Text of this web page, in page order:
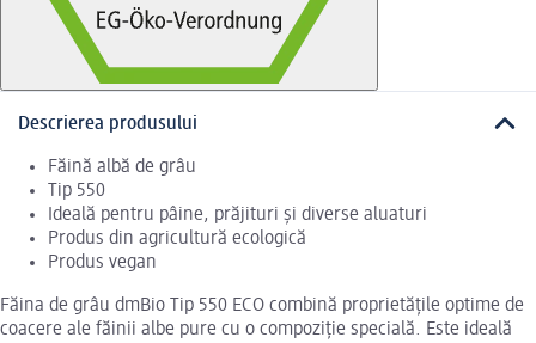
Descrierea produsului
Făină albă de grâu
Tip 550
Ideală pentru pâine, prăjituri și diverse aluaturi
Produs din agricultură ecologică
Produs vegan
Făina de grâu dmBio Tip 550 ECO combină proprietățile optime de
coacere ale făinii albe pure cu o compoziție specială. Este ideală